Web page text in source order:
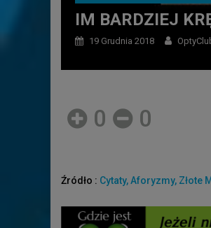
IM BARDZIEJ
19 Grudnia 2018
0 0
Źródło : Cytaty, Aforyzmy, Złote